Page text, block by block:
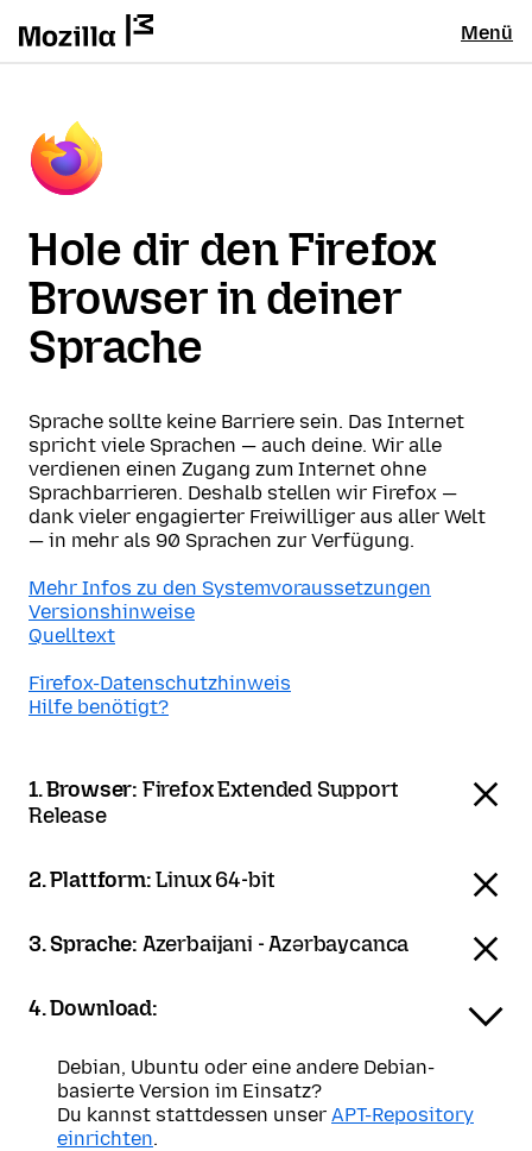
Menü
Hole dir den Firefox
Browser in deiner
Sprache
Sprache sollte keine Barriere sein. Das Internet
spricht viele Sprachen — auch deine. Wir alle
verdienen einen Zugang zum Internet ohne
Sprachbarrieren. Deshalb stellen wir Firefox —
dank vieler engagierter Freiwilliger aus aller Welt
— in mehr als 90 Sprachen zur Verfügung.
Mehr Infos zu den Systemvoraussetzungen
Versionshinweise
Quelltext
Firefox-Datenschutzhinweis
Hilfe benötigt?
1. Browser: Firefox Extended Support
Release
2. Plattform:Linux 64-bit
3. Sprache: Azerbaijani - Azərbaycanca
4. Download:
Debian, Ubuntu oder eine andere Debian-
basierte Version im Einsatz?
Du kannst stattdessen unser APT-Repository
einrichten.